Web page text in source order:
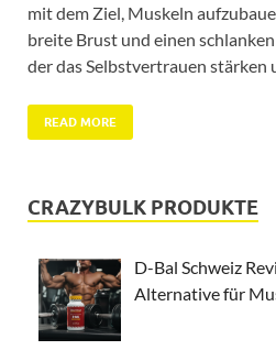
mit dem Ziel, Muskeln
breite Brust und einen
der das Selbstvertrauen stärken
READ MORE
CRAZYBULK PRODUKTE
D-Bal Schweiz
Alternative für